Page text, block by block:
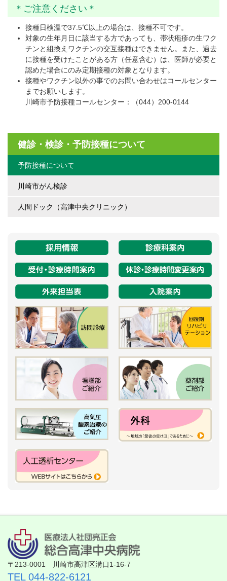
＊ご注意ください＊
接種日検温で37.5℃以上の場合は、接種不可です。
対象の生年月日に該当する方であっても、帯状疱疹の生ワク
チンと組換えワクチンの交互接種はできません。また、過去
に接種を受けたことがある方（任意含む）は、医師が必要と
認めた場合にのみ定期接種の対象となります。
接種やワクチン以外の事でのお問い合わせはコールセンター
までお願いします。
川崎市予防接種コールセンター：（044）200-0144
健診・検診・予防接種について
予防接種について
川崎市がん検診
人間ドック（高津中央クリニック）
〒213-0001 川崎市高津区溝口1-16-7
TEL 044-822-6121